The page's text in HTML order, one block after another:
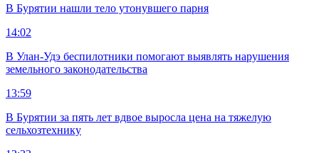
В Бурятии нашли тело утонувшего парня
14:02
В Улан-Удэ беспилотники помогают выявлять нарушения
земельного законодательства
13:59
В Бурятии за пять лет вдвое выросла цена на тяжелую
сельхозтехнику